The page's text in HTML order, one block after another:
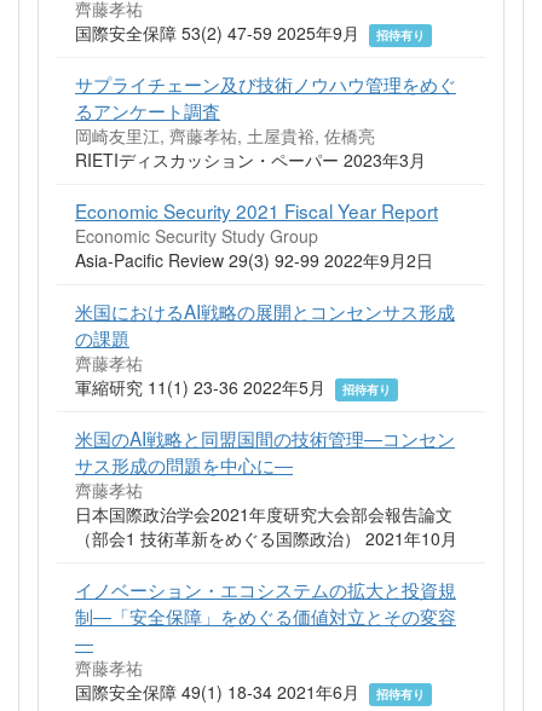
齊藤孝祐
国際安全保障 53(2) 47-59 2025年9月
招待有り
サプライチェーン及び技術ノウハウ管理をめぐ
るアンケート調査
岡崎友里江, 齊藤孝祐, 土屋貴裕, 佐橋亮
RIETIディスカッション・ペーパー 2023年3月
Economic Security 2021 Fiscal Year Report
Economic Security Study Group
Asia-Pacific Review 29(3) 92-99 2022年9月2日
米国におけるAI戦略の展開とコンセンサス形成
の課題
齊藤孝祐
軍縮研究 11(1) 23-36 2022年5月
招待有り
米国のAI戦略と同盟国間の技術管理―コンセン
サス形成の問題を中心に―
齊藤孝祐
日本国際政治学会2021年度研究大会部会報告論文
（部会1 技術革新をめぐる国際政治） 2021年10月
イノベーション・エコシステムの拡大と投資規
制―「安全保障」をめぐる価値対立とその変容
―
齊藤孝祐
国際安全保障 49(1) 18-34 2021年6月
招待有り